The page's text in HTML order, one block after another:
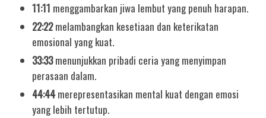
11:11 menggambarkan jiwa lembut yang penuh harapan.
22:22melambangkan kesetiaan dan keterikatan
emosional yang kuat.
33:33menunjukkan pribadi ceria yang menyimpan
perasaan dalam.
44:44merepresentasikan mental kuat dengan emosi
yang lebih tertutup.